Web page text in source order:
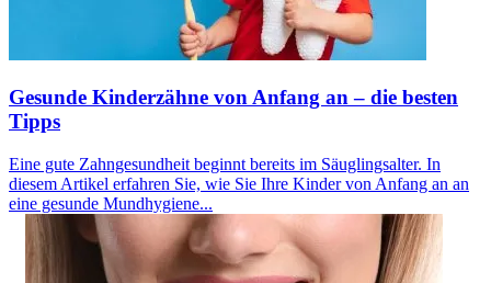
Gesunde Kinderzähne von Anfang an – die besten
Tipps
Eine gute Zahngesundheit beginnt bereits im Säuglingsalter. In
diesem Artikel erfahren Sie, wie Sie Ihre Kinder von Anfang an an
eine gesunde Mundhygiene...